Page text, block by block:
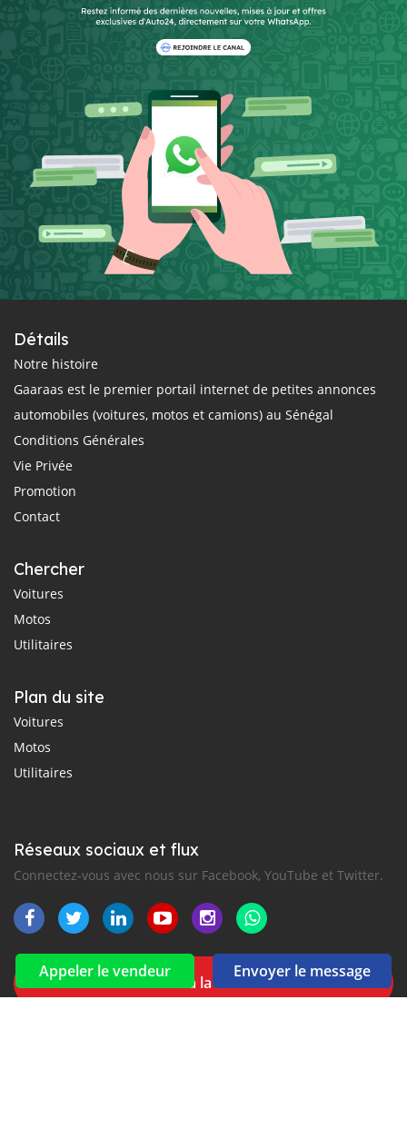
Appeler le vendeur Envoyer le message
Détails
Notre histoire
Gaaraas est le premier portail internet de petites annonces
automobiles (voitures, motos et camions) au Sénégal
Conditions Générales
Vie Privée
Promotion
Contact
Chercher
Voitures
Motos
Utilitaires
Plan du site
Voitures
Motos
Utilitaires
Réseaux sociaux et flux
Connectez-vous avec nous sur Facebook, YouTube et Twitter.
Souscrire à la newsletter